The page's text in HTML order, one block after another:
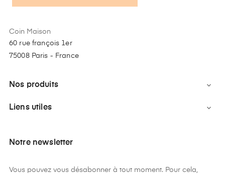
Coin Maison
60 rue françois 1er
75008 Paris - France
Nos produits 
Liens utiles 
Notre newsletter
Vous pouvez vous désabonner à tout moment. Pour cela,